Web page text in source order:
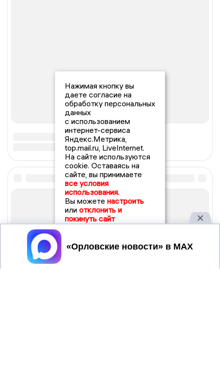
Нажимая кнопку вы
даете согласие на
обработку персональных
данных
с использованием
интернет-сервиса
Яндекс.Метрика,
top.mail.ru, LiveInternet.
На сайте используются
cookie. Оставаясь на
сайте, вы принимаете
все условия
использования.
Вы можете настроить
или отклонить и
покинуть сайт
Принять